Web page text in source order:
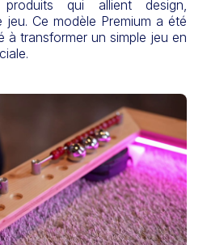
qui allient design,
Ce modèle Premium a été
à transformer un simple jeu en